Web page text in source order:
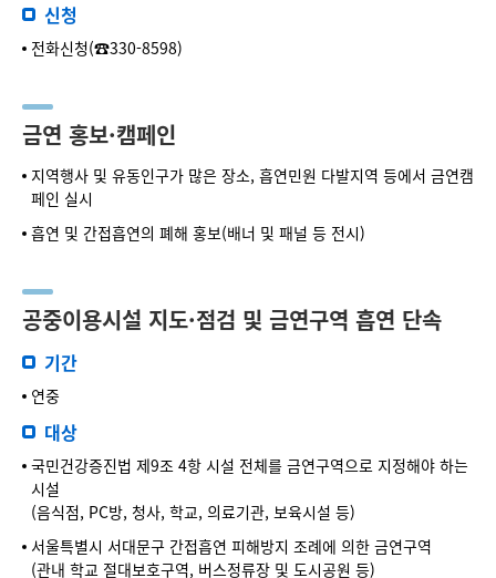
신청
전화신청(☎330-8598)
금연 홍보·캠페인
지역행사 및 유동인구가 많은 장소, 흡연민원 다발지역 등에서 금연캠
페인 실시
흡연 및 간접흡연의 폐해 홍보(배너 및 패널 등 전시)
공중이용시설 지도·점검 및 금연구역 흡연 단속
기간
연중
대상
국민건강증진법 제9조 4항 시설 전체를 금연구역으로 지정해야 하는
시설
(음식점, PC방, 청사, 학교, 의료기관, 보육시설 등)
서울특별시 서대문구 간접흡연 피해방지 조례에 의한 금연구역
(관내 학교 절대보호구역, 버스정류장 및 도시공원 등)